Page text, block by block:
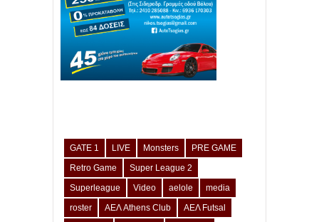
GATE 1 LIVE Monsters
PRE GAME
Retro Game
Super League 2
Superleague
Video aelole
media
roster
ΑΕΛ Athens Club
ΑΕΛ Futsal